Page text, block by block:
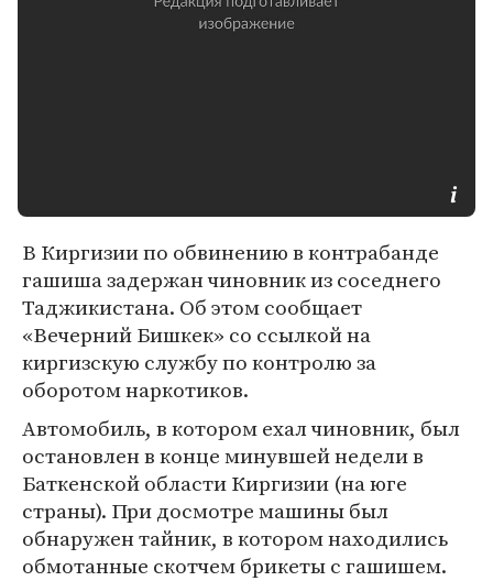
В Киргизии по обвинению в контрабанде
гашиша задержан чиновник из соседнего
Таджикистана. Об этом сообщает
«Вечерний Бишкек» со ссылкой на
киргизскую службу по контролю за
оборотом наркотиков.
Автомобиль, в котором ехал чиновник, был
остановлен в конце минувшей недели в
Баткенской области Киргизии (на юге
страны). При досмотре машины был
обнаружен тайник, в котором находились
обмотанные скотчем брикеты с гашишем.